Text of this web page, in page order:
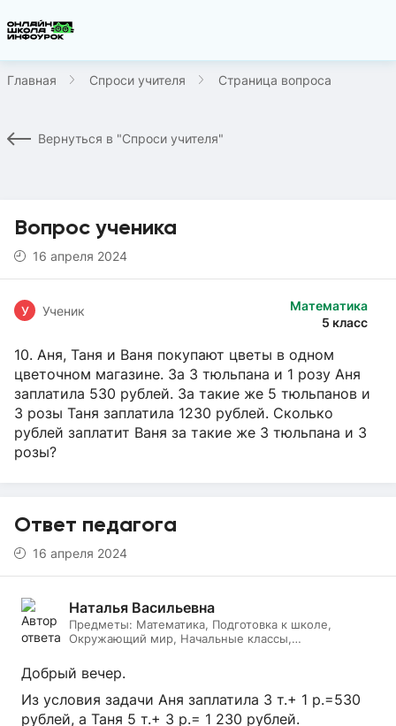
Главная Спроси учителя Страница вопроса
Вернуться в "Спроси учителя"
Вопрос ученика
16 апреля 2024
Математика
5 класс
У Ученик
10. Аня, Таня и Ваня покупают цветы в одном
цветочном магазине. За 3 тюльпана и 1 розу Аня
заплатила 530 рублей. За такие же 5 тюльпанов и
3 розы Таня заплатила 1230 рублей. Сколько
рублей заплатит Ваня за такие же 3 тюльпана и 3
розы?
Ответ педагога
16 апреля 2024
Наталья Васильевна
Предметы: Математика, Подготовка к школе,
Окружающий мир, Начальные классы,
Добрый вечер.
Из условия задачи Аня заплатила 3 т.+ 1 р.=530
рублей, а Таня 5 т.+ 3 р.= 1 230 рублей.